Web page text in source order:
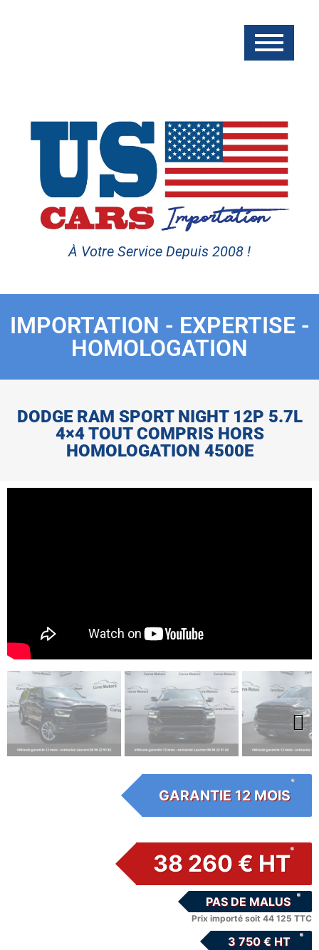
À Votre Service Depuis 2008 !
IMPORTATION - EXPERTISE -
HOMOLOGATION
DODGE RAM SPORT NIGHT 12P 5.7L
4×4 TOUT COMPRIS HORS
HOMOLOGATION 4500E
Next
GARANTIE 12 MOIS
38 260 € HT
PAS DE MALUS
Prix importé soit 44 125 TTC
3 750 € HT